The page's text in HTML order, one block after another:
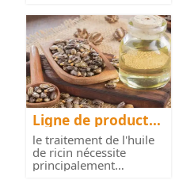
Ligne de productio
n d'huile de ricin
le traitement de l'huile
de ricin nécessite
principalement